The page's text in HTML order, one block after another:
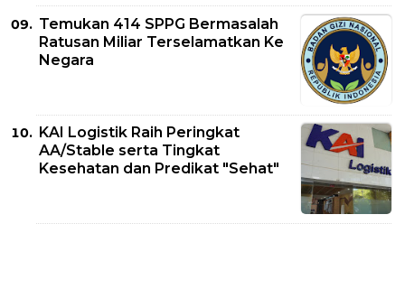
Temukan 414 SPPG Bermasalah
Ratusan Miliar Terselamatkan Ke
Negara
KAI Logistik Raih Peringkat
AA/Stable serta Tingkat
Kesehatan dan Predikat "Sehat"